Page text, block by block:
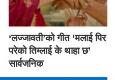
‘लज्जावती’को गीत ‘मलाई पिर
परेको तिम्लाई के थाहा छ’
सार्वजनिक